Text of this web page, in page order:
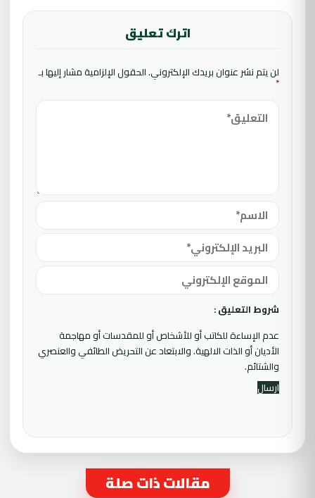
اترك تعليق
لن يتم نشر عنوان بريدك الإلكتروني.الحقول الإلزامية مشار إليها بـ
*
شروط التعليق :
عدم الإساءة للكاتب أو للأشخاص أو للمقدسات أو مهاجمة
الأديان أو الذات الالهية. والابتعاد عن التحريض الطائفي والعنصري
والشتائم.
مقالات ذات صلة